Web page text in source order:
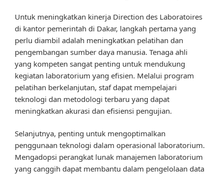
Untuk meningkatkan kinerja Direction des Laboratoires
di kantor pemerintah di Dakar, langkah pertama yang
perlu diambil adalah meningkatkan pelatihan dan
pengembangan sumber daya manusia. Tenaga ahli
yang kompeten sangat penting untuk mendukung
kegiatan laboratorium yang efisien. Melalui program
pelatihan berkelanjutan, staf dapat mempelajari
teknologi dan metodologi terbaru yang dapat
meningkatkan akurasi dan efisiensi pengujian.
Selanjutnya, penting untuk mengoptimalkan
penggunaan teknologi dalam operasional laboratorium.
Mengadopsi perangkat lunak manajemen laboratorium
yang canggih dapat membantu dalam pengelolaan data